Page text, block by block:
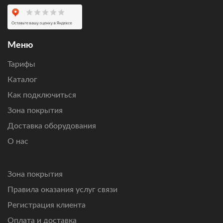
Оставьте заявку, чтобы проверить возможность
подключения по вашему адресу, получить персональный
расчет стоимости оборудования и ежемесячной
не справляются.
Меню
Тарифы
Каталог
Как подключиться
Зона покрытия
Доставка оборудования
О нас
Зона покрытия
Правила оказания услуг связи
Регистрация клиента
Оплата и доставка